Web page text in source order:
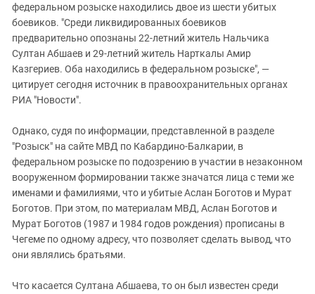
федеральном розыске находились двое из шести убитых
боевиков. "Среди ликвидированных боевиков
предварительно опознаны 22-летний житель Нальчика
Султан Абшаев и 29-летний житель Нарткалы Амир
Казгериев. Оба находились в федеральном розыске", —
цитирует сегодня источник в правоохранительных органах
РИА "Новости".
Однако, судя по информации, представленной в разделе
"Розыск" на сайте МВД по Кабардино-Балкарии, в
федеральном розыске по подозрению в участии в незаконном
вооруженном формировании также значатся лица с теми же
именами и фамилиями, что и убитые Аслан Боготов и Мурат
Боготов. При этом, по материалам МВД, Аслан Боготов и
Мурат Боготов (1987 и 1984 годов рождения) прописаны в
Чегеме по одному адресу, что позволяет сделать вывод, что
они являлись братьями.
Что касается Султана Абшаева, то он был известен среди